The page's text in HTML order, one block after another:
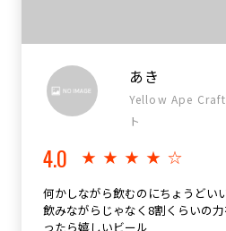
あき
Yellow Ape Craft
ト
4.0 ★★★★☆
何かしながら飲むのにちょうどい
飲みながらじゃなく8割くらいの
ったら嬉しいビール